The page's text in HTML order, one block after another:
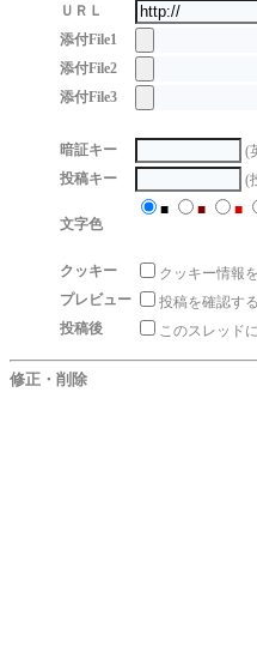
ＵＲＬ
添付File1
添付File2
添付File3
暗証キー
(
投稿キー
(
文字色
■ ■ ■
クッキー
クッキー情報
プレビュー
投稿を確認する
投稿後
このスレッド
修正・削除